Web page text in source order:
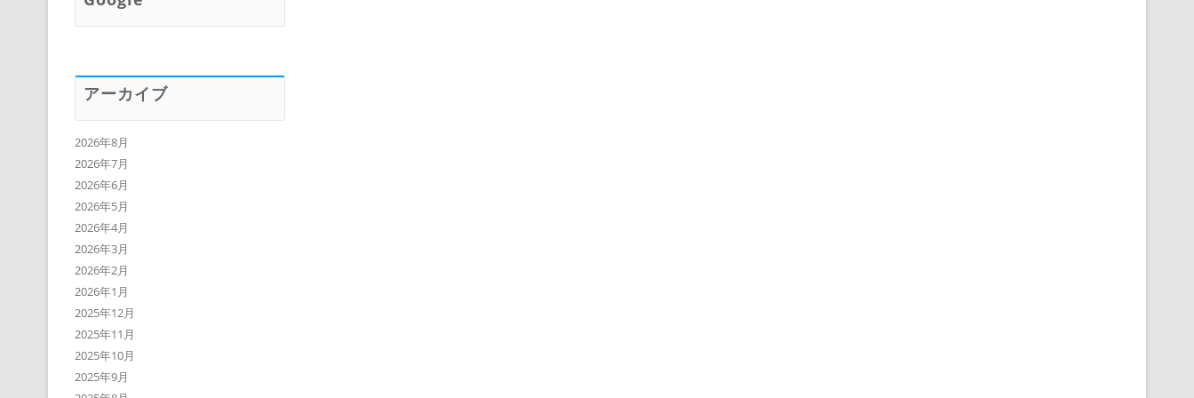
アーカイブ
2026年8月
2026年7月
2026年6月
2026年5月
2026年4月
2026年3月
2026年2月
2026年1月
2025年12月
2025年11月
2025年10月
2025年9月